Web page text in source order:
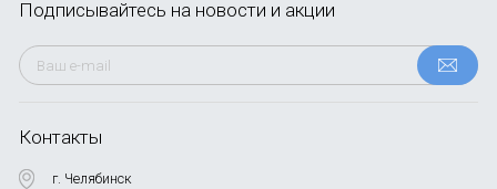
Контакты
г. Челябинск
Подписывайтесь на новости и акции